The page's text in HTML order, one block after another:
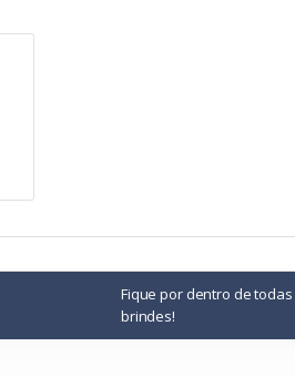
Fique por dentro de
brindes!